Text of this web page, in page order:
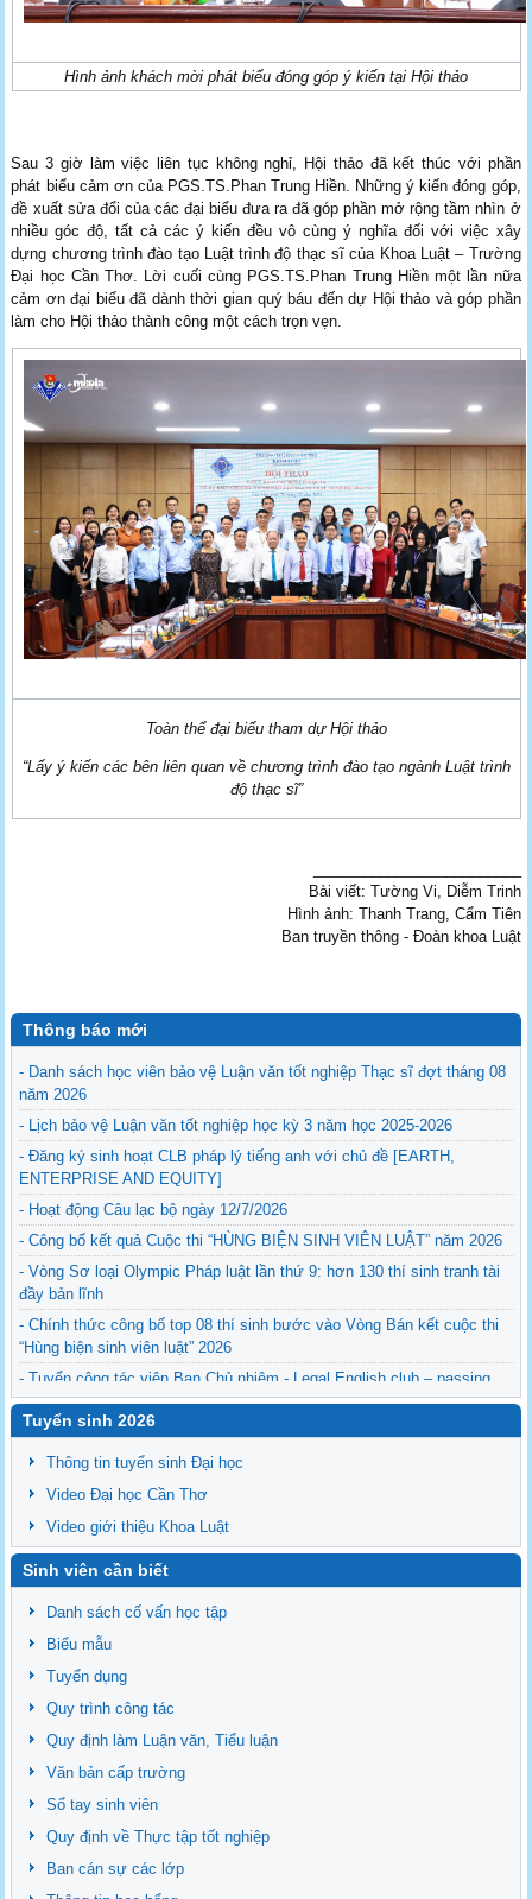
Hình ảnh khách mời phát biểu đóng góp ý kiến tại Hội thảo
Sau 3 giờ làm việc liên tục không nghỉ, Hội thảo đã kết thúc với phần
phát biểu cảm ơn của PGS.TS.Phan Trung Hiền. Những ý kiến đóng góp,
đề xuất sửa đổi của các đại biểu đưa ra đã góp phần mở rộng tầm nhìn ở
nhiều góc độ, tất cả các ý kiến đều vô cùng ý nghĩa đối với việc xây
dựng chương trình đào tạo Luật trình độ thạc sĩ của Khoa Luật – Trường
Đại học Cần Thơ. Lời cuối cùng PGS.TS.Phan Trung Hiền một lần nữa
cảm ơn đại biểu đã dành thời gian quý báu đến dự Hội thảo và góp phần
làm cho Hội thảo thành công một cách trọn vẹn.
Toàn thể đại biểu tham dự Hội thảo
“Lấy ý kiến các bên liên quan về chương trình đào tạo ngành Luật trình
độ thạc sĩ”
Bài viết: Tường Vi, Diễm Trinh
Hình ảnh: Thanh Trang, Cẩm Tiên
Ban truyền thông - Đoàn khoa Luật
Thông báo mới
- Danh sách học viên bảo vệ Luận văn tốt nghiệp Thạc sĩ đợt tháng 08
năm 2026
- Lịch bảo vệ Luận văn tốt nghiệp học kỳ 3 năm học 2025-2026
- Đăng ký sinh hoạt CLB pháp lý tiếng anh với chủ đề [EARTH,
ENTERPRISE AND EQUITY]
- Hoạt động Câu lạc bộ ngày 12/7/2026
- Công bố kết quả Cuộc thi “HÙNG BIỆN SINH VIÊN LUẬT” năm 2026
- Vòng Sơ loại Olympic Pháp luật lần thứ 9: hơn 130 thí sinh tranh tài
đầy bản lĩnh
- Chính thức công bố top 08 thí sinh bước vào Vòng Bán kết cuộc thi
“Hùng biện sinh viên luật” 2026
- Tuyển cộng tác viên Ban Chủ nhiệm - Legal English club – passing
the torch
- Sinh hoạt của CLB Tiếng Anh pháp lý 05-2026
- Kế hoạch bào vệ Luận văn/Đề án thạc sĩ ngày 26/06/2026
Tuyển sinh 2026
Thông tin tuyển sinh Đại học
Video Đại học Cần Thơ
Video giới thiệu Khoa Luật
Sinh viên cần biết
Danh sách cố vấn học tập
Biểu mẫu
Tuyển dụng
Quy trình công tác
Quy định làm Luận văn, Tiểu luận
Văn bản cấp trường
Sổ tay sinh viên
Quy định về Thực tập tốt nghiệp
Ban cán sự các lớp